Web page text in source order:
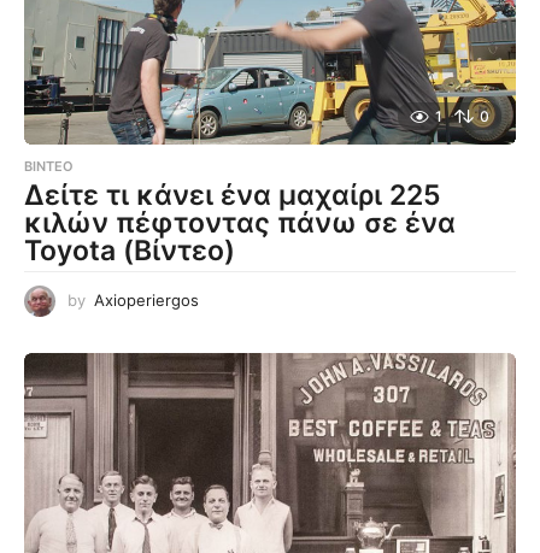
1 0
ΒΊΝΤΕΟ
Δείτε τι κάνει ένα μαχαίρι 225
κιλών πέφτοντας πάνω σε ένα
Toyota (Βίντεο)
by Axioperiergos